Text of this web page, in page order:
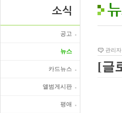
소식
공고
뉴스
카드뉴스
앨범게시판
평애
관리자
[글